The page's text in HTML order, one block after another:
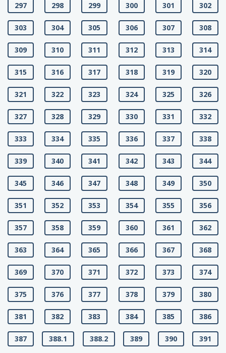
297 298 299 300 301 302
303 304 305 306 307 308
309 310 311 312 313 314
315 316 317 318 319 320
321 322 323 324 325 326
327 328 329 330 331 332
333 334 335 336 337 338
339 340 341 342 343 344
345 346 347 348 349 350
351 352 353 354 355 356
357 358 359 360 361 362
363 364 365 366 367 368
369 370 371 372 373 374
375 376 377 378 379 380
381 382 383 384 385 386
387 388.1 388.2 389 390 391